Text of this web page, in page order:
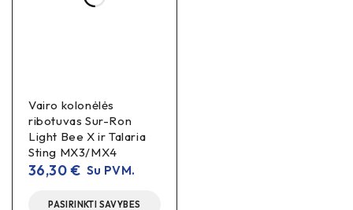
Vairo kolonėlės
ribotuvas Sur-Ron
Light Bee X ir Talaria
Sting MX3/MX4
36,30€ Su PVM.
PASIRINKTI SAVYBES